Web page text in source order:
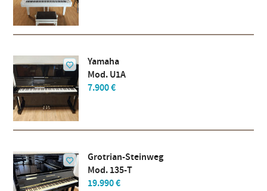
Yamaha
Mod. U1A
7.900 €
Grotrian-Steinweg
Mod. 135-T
19.990 €